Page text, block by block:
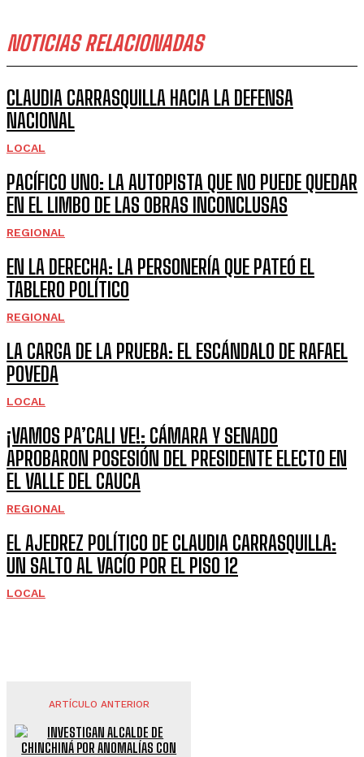
NOTICIAS RELACIONADAS
CLAUDIA CARRASQUILLA HACIA LA DEFENSA
NACIONAL
LOCAL
PACÍFICO UNO: LA AUTOPISTA QUE NO PUEDE QUEDAR
EN EL LIMBO DE LAS OBRAS INCONCLUSAS
REGIONAL
EN LA DERECHA: LA PERSONERÍA QUE PATEÓ EL
TABLERO POLÍTICO
REGIONAL
LA CARGA DE LA PRUEBA: EL ESCÁNDALO DE RAFAEL
POVEDA
LOCAL
¡VAMOS PA’CALI VE!: CÁMARA Y SENADO
APROBARON POSESIÓN DEL PRESIDENTE ELECTO EN
EL VALLE DEL CAUCA
REGIONAL
EL AJEDREZ POLÍTICO DE CLAUDIA CARRASQUILLA:
UN SALTO AL VACÍO POR EL PISO 12
LOCAL
ARTÍCULO ANTERIOR